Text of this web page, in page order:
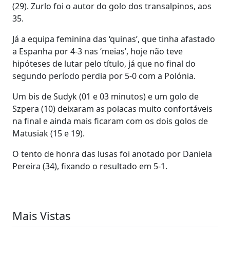
(29). Zurlo foi o autor do golo dos transalpinos, aos
35.
Já a equipa feminina das ‘quinas’, que tinha afastado
a Espanha por 4-3 nas ‘meias’, hoje não teve
hipóteses de lutar pelo título, já que no final do
segundo período perdia por 5-0 com a Polónia.
Um bis de Sudyk (01 e 03 minutos) e um golo de
Szpera (10) deixaram as polacas muito confortáveis
na final e ainda mais ficaram com os dois golos de
Matusiak (15 e 19).
O tento de honra das lusas foi anotado por Daniela
Pereira (34), fixando o resultado em 5-1.
Mais Vistas